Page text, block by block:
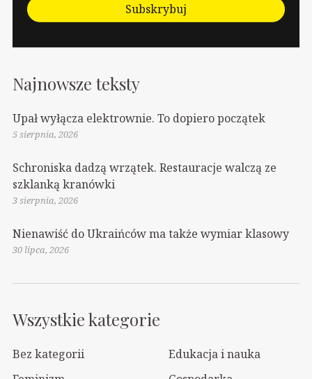
Subskrybuj
Najnowsze teksty
Upał wyłącza elektrownie. To dopiero początek
5 sierpnia, 2026
Schroniska dadzą wrzątek. Restauracje walczą ze
szklanką kranówki
3 sierpnia, 2026
Nienawiść do Ukraińców ma także wymiar klasowy
30 lipca, 2026
Wszystkie kategorie
Bez kategorii
Edukacja i nauka